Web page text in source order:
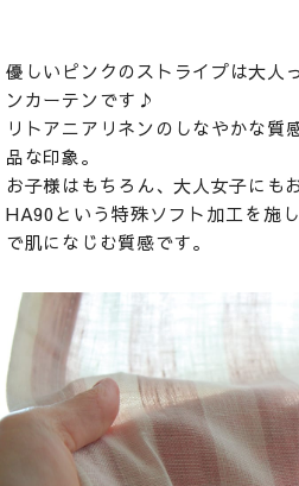
優しいピンクのストライプは大人
ンカーテンです♪
リトアニアリネンのしなやかな質
品な印象。
お子様はもちろん、大人女子にも
HA90という特殊ソフト加工を施
で肌になじむ質感です。